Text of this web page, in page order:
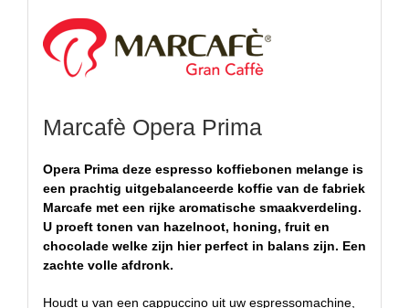
Marcafè Opera Prima
Opera Prima deze espresso koffiebonen melange is
een prachtig uitgebalanceerde koffie van de fabriek
Marcafemet een rijke aromatische smaakverdeling.
U proeft tonen van hazelnoot, honing, fruit en
chocolade welke zijn hier perfect in balans zijn. Een
zachte volle afdronk.
Houdt u van een cappuccino uit uw espressomachine,